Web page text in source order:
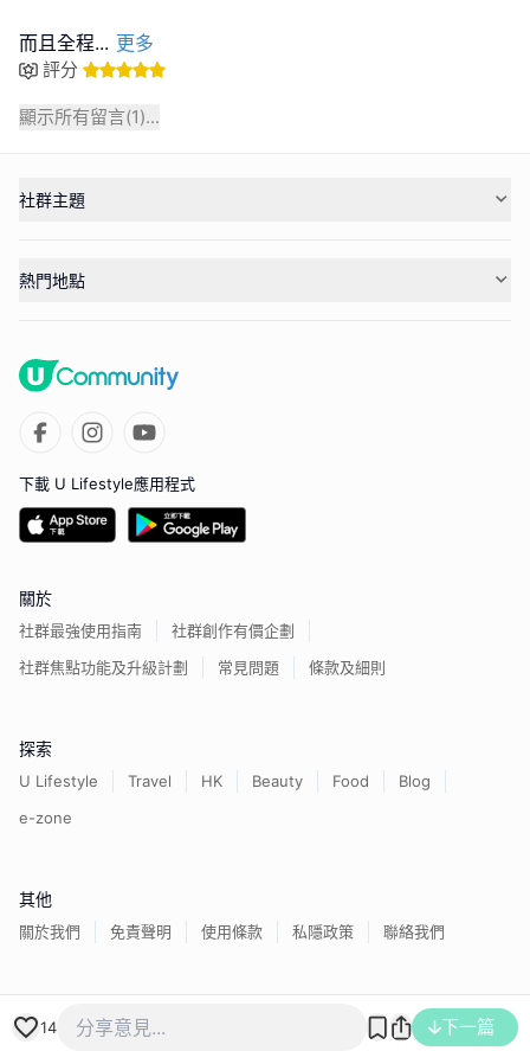
而且全程... 更多
評分
顯示所有留言(1)...
14 下一篇
社群主題
熱門地點
下載 U Lifestyle應用程式
關於
社群最強使用指南
社群創作有價企劃
社群焦點功能及升級計劃
常見問題 條款及細則
探索
U Lifestyle Travel HK Beauty Food
Blog
e-zone
其他
關於我們 免責聲明 使用條款 私隱政策 聯絡我們
香港經濟日報版權所有©